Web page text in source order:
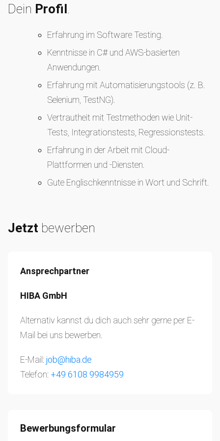
Dein Profil.
Erfahrung im Software Testing.
Kenntnisse in C# und AWS-basierten
Anwendungen.
Erfahrung mit Automatisierungstools (z. B.
Selenium, TestNG).
Vertrautheit mit Testmethoden wie Unit-
Tests, Integrationstests, Regressionstests.
Erfahrung in der Arbeit mit Cloud-
Plattformen und -Diensten.
Gute Englischkenntnisse in Wort und Schrift.
Jetzt bewerben
Ansprechpartner
HIBA GmbH
Alternativ kannst du dich auch sehr gerne per E-
Mail bei uns bewerben.
E-Mail: job@hiba.de
Telefon: +49 6108 9984959
Bewerbungsformular